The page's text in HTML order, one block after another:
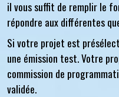
il vous suffit de remplir le
répondre aux différentes
Si votre projet est
une émission test. Votre
commission de
validée.